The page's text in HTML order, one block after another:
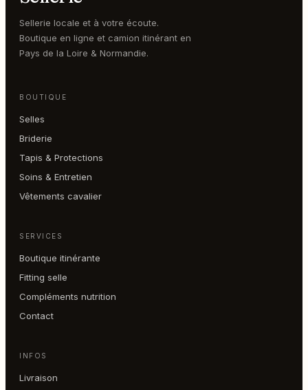
Sellerie locale et à votre écoute.
Boutique en ligne et camion itinérant en
Pays de la Loire & Normandie.
BOUTIQUE
Selles
Briderie
Tapis & Protections
Soins & Entretien
Vêtements cavalier
SERVICES
Boutique itinérante
Fitting selle
Compléments nutrition
Contact
INFOS
Livraison